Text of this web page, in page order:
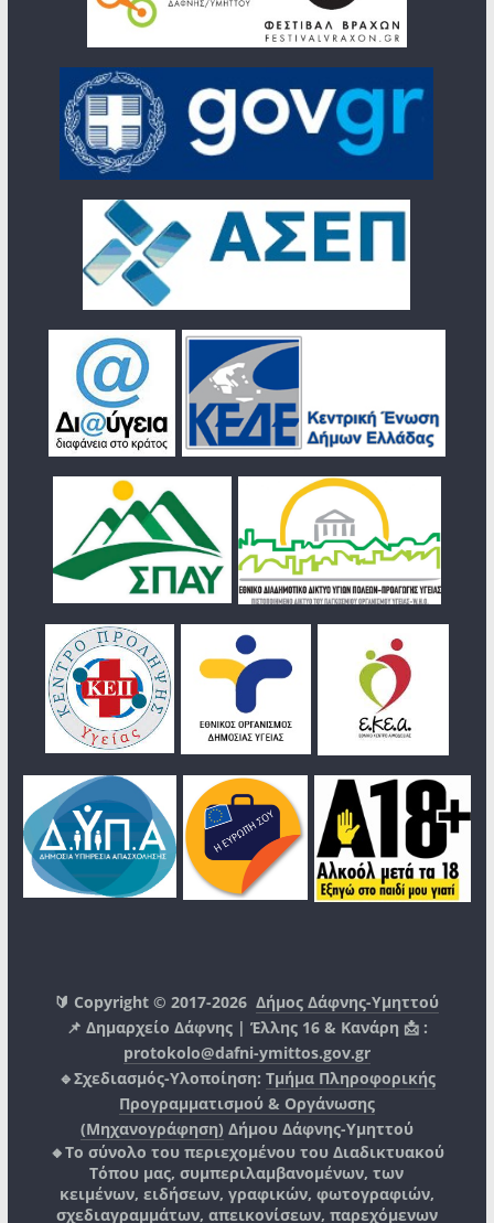
🔰 Copyright © 2017-2026Δήμος Δάφνης-Υμηττού
📌 Δημαρχείο Δάφνης | Έλλης 16 & Κανάρη 📩 :
protokolo@dafni-ymittos.gov.gr
🔹Σχεδιασμός-Υλοποίηση: Τμήμα Πληροφορικής
Προγραμματισμού & Οργάνωσης
(Μηχανογράφηση) Δήμου Δάφνης-Υμηττού
🔸Το σύνολο του περιεχομένου του Διαδικτυακού
Τόπου μας, συμπεριλαμβανομένων, των
κειμένων, ειδήσεων, γραφικών, φωτογραφιών,
σχεδιαγραμμάτων, απεικονίσεων, παρεχόμενων